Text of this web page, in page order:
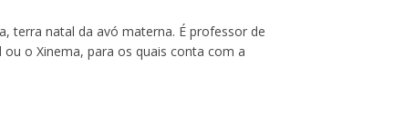
terra natal da avó materna. É professor de
o Xinema, para os quais conta com a